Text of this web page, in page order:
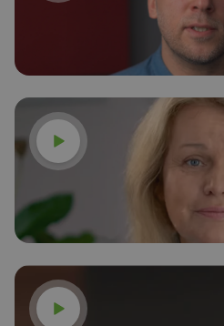
Dr inż. Piotr Chyła,
Czytaj więcej
Obejrzyj
Obejrzyj